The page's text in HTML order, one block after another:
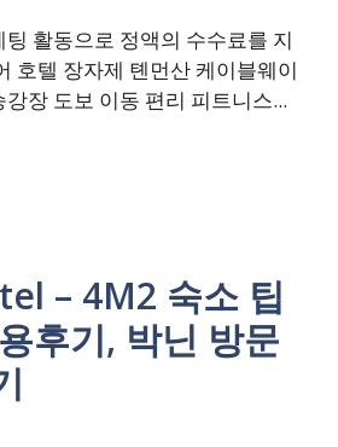
활동으로 정액의 수수료를 지
호텔 장자제 톈먼산 케이블웨이
장 도보 이동 편리 피트니스...
– 4M2 숙소 팁
후기, 박닌 방문